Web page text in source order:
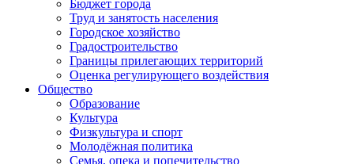
Бюджет города
Труд и занятость населения
Городское хозяйство
Градостроительство
Границы прилегающих территорий
Оценка регулирующего воздействия
Общество
Образование
Культура
Физкультура и спорт
Молодёжная политика
Семья, опека и попечительство